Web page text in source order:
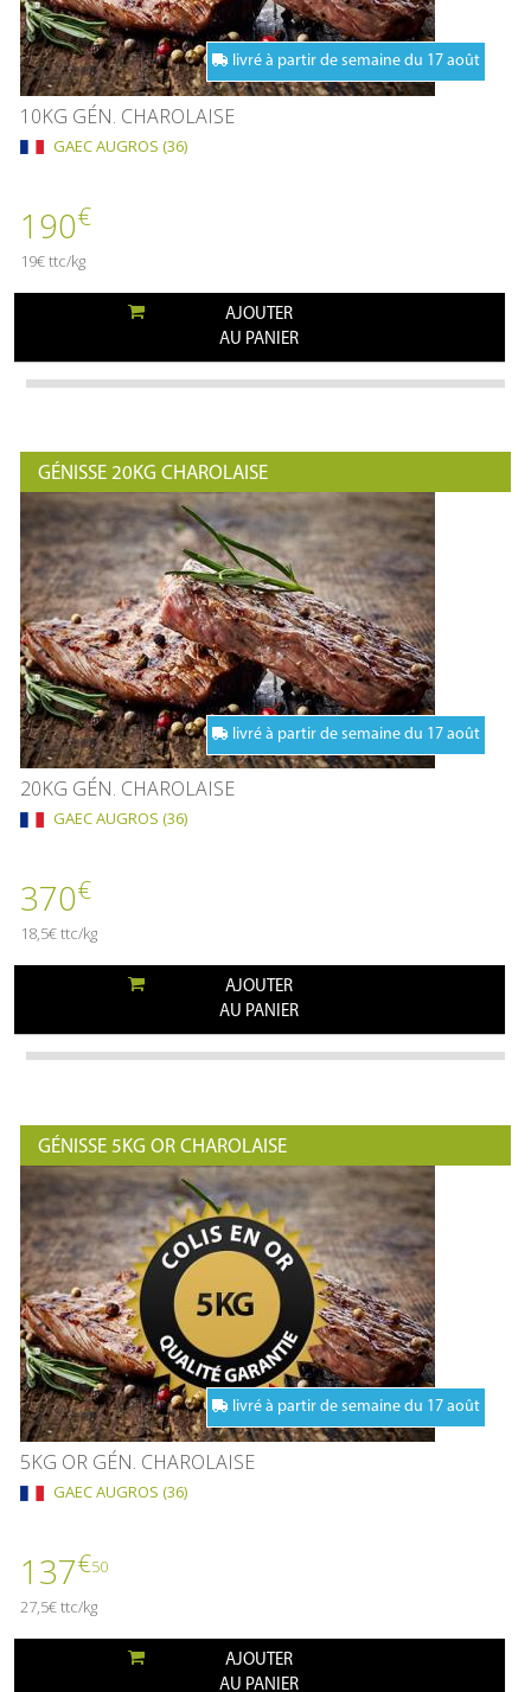
livré à partir de semaine du 17 août
10KG GÉN. CHAROLAISE
GAEC AUGROS (36)
190€
19€ ttc/kg
AJOUTER
AU PANIER
GÉNISSE 20KG CHAROLAISE
livré à partir de semaine du 17 août
20KG GÉN. CHAROLAISE
GAEC AUGROS (36)
370€
18,5€ ttc/kg
AJOUTER
AU PANIER
GÉNISSE 5KG OR CHAROLAISE
livré à partir de semaine du 17 août
5KG OR GÉN. CHAROLAISE
GAEC AUGROS (36)
137€50
27,5€ ttc/kg
AJOUTER
AU PANIER